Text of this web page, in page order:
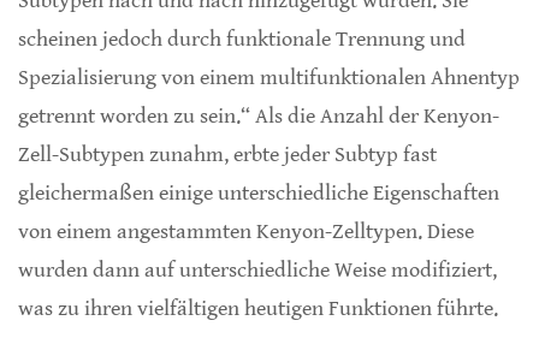
scheinen jedoch durch funktionale Trennung und
Spezialisierung von einem multifunktionalen Ahnentyp
getrennt worden zu sein.“ Als die Anzahl der Kenyon-
Zell-Subtypen zunahm, erbte jeder Subtyp fast
gleichermaßen einige unterschiedliche Eigenschaften
von einem angestammten Kenyon-Zelltypen. Diese
wurden dann auf unterschiedliche Weise modifiziert,
was zu ihren vielfältigen heutigen Funktionen führte.